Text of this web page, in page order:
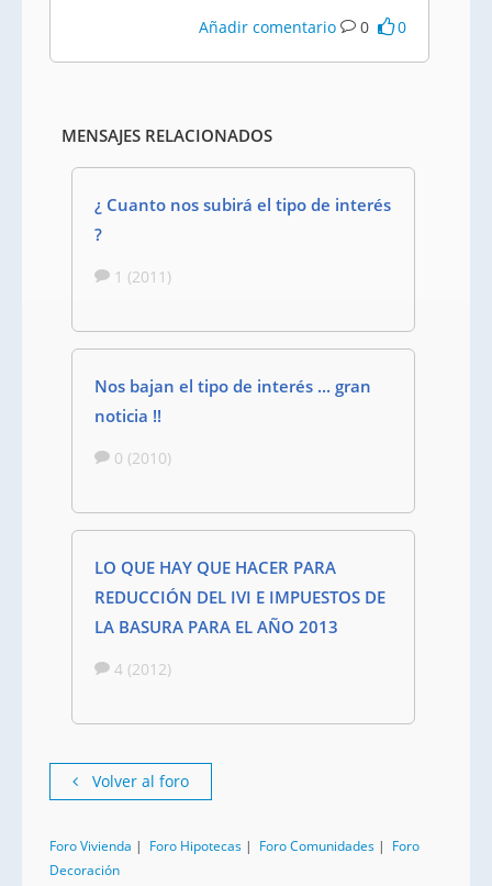
Añadir comentario 0 0
MENSAJES RELACIONADOS
¿ Cuanto nos subirá el tipo de interés
?
1 (2011)
Nos bajan el tipo de interés ... gran
noticia !!
0 (2010)
LO QUE HAY QUE HACER PARA
REDUCCIÓN DEL IVI E IMPUESTOS DE
LA BASURA PARA EL AÑO 2013
4 (2012)
Volver al foro
Foro Vivienda | Foro Hipotecas | Foro Comunidades | Foro
Decoración